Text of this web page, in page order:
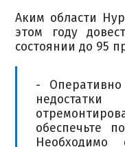
Аким области
этом году
состоянии до 95
-
обеспечьте
Необходимо